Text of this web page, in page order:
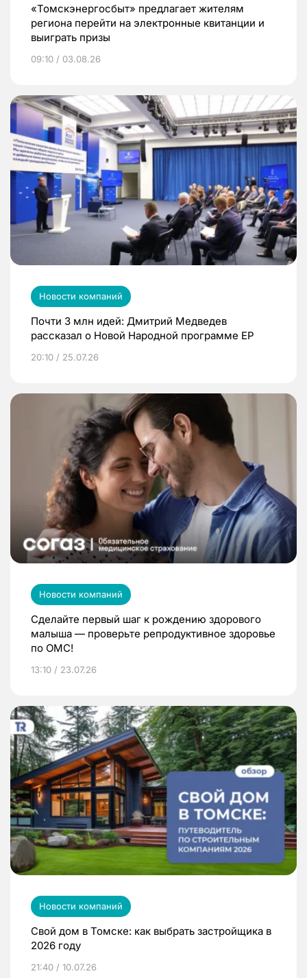
«Томскэнергосбыт» предлагает жителям
региона перейти на электронные квитанции и
выиграть призы
09:10 / 03.08.26
Новости компаний
Почти 3 млн идей: Дмитрий Медведев
рассказал о Новой Народной программе ЕР
20:10 / 25.07.26
Новости компаний
Сделайте первый шаг к рождению здорового
малыша — проверьте репродуктивное здоровье
по ОМС!
13:10 / 23.07.26
Новости компаний
Свой дом в Томске: как выбрать застройщика в
2026 году
21:40 / 10.07.26